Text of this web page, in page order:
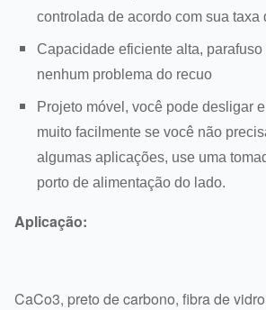
controlada de acordo com sua taxa
Capacidade eficiente alta, parafuso
nenhum problema do recuo
Projeto móvel, você pode desligar
muito facilmente se você não
algumas aplicações, use uma
porto de alimentação do lado.
Aplicação:
CaCo3, preto de carbono, fibra de